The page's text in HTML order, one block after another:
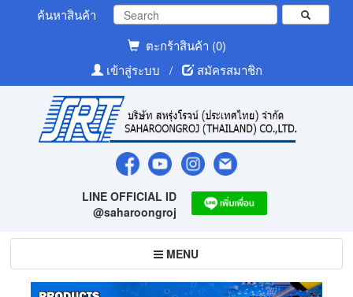
ค้นหาสินค้า
ตะกร้าสินค้า (0)
เข้าสู่ระบบ
/ สมัครสมาชิก
LINE OFFICIAL ID
@saharoongroj
Toggle
navigation
MENU